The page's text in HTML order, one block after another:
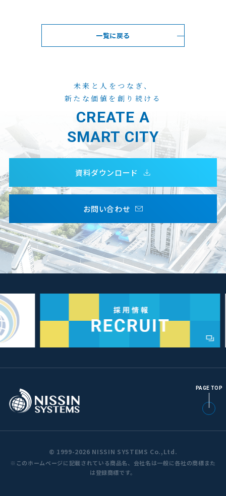
一覧に戻る
未来と人をつなぎ、
新たな価値を創り続ける
CREATE A
SMART CITY
資料ダウンロード
お問い合わせ
PAGE TOP
© 1999-2026 NISSIN SYSTEMS Co.,Ltd.
※このホームページに記載されている商品名、会社名は一般に各社の商標また
は登録商標です。